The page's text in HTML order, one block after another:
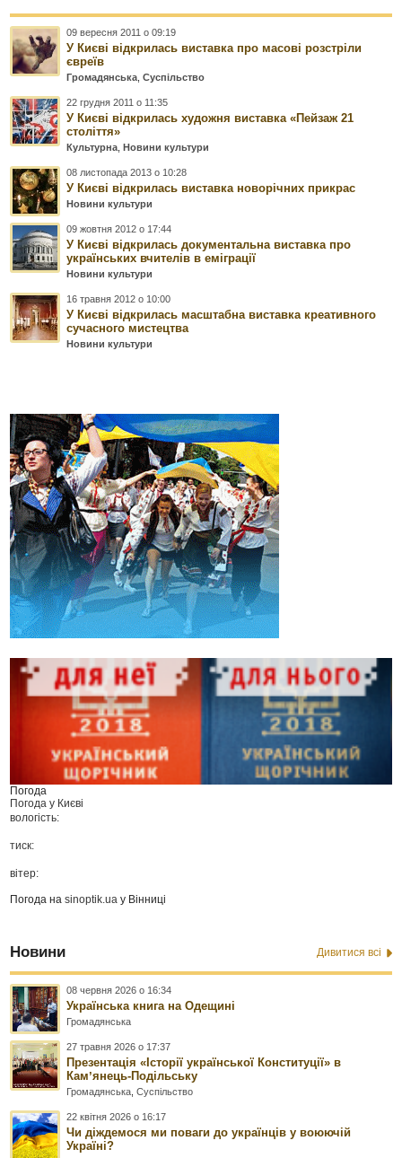
09 вересня 2011 о 09:19
У Києві відкрилась виставка про масові розстріли
євреїв
Громадянська ,Суспільство
22 грудня 2011 о 11:35
У Києві відкрилась художня виставка «Пейзаж 21
століття»
Культурна ,Новини культури
08 листопада 2013 о 10:28
У Києві відкрилась виставка новорічних прикрас
Новини культури
09 жовтня 2012 о 17:44
У Києві відкрилась документальна виставка про
українських вчителів в еміграції
Новини культури
16 травня 2012 о 10:00
У Києві відкрилась масштабна виставка креативного
сучасного мистецтва
Новини культури
Погода
Погода у Києві
вологість:
тиск:
вітер:
Погода наsinoptik.ua у Вінниці
Новини Дивитися всі
08 червня 2026 о 16:34
Українська книга на Одещині
Громадянська
27 травня 2026 о 17:37
Презентація «Історії української Конституції» в
Камʼянець-Подільську
Громадянська ,Суспільство
22 квітня 2026 о 16:17
Чи діждемося ми поваги до українців у воюючій
Україні?